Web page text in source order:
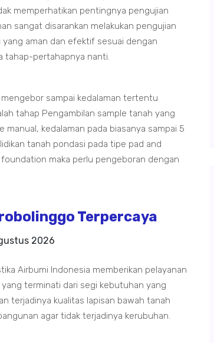
memperhatikan pentingnya pengujian
sangat disarankan melakukan pengujian
aman dan efektif sesuai dengan
tahap-pertahapnya nanti.
sampai kedalaman tertentu
tahap Pengambilan sample tanah yang
kedalaman pada biasanya sampai 5
tanah pondasi pada tipe pad and
maka perlu pengeboran dengan
Terpercaya
2026
Airbumi Indonesia memberikan pelayanan
terminati dari segi kebutuhan yang
terjadinya kualitas lapisan bawah tanah
agar tidak terjadinya kerubuhan.